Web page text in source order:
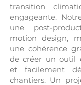
transition
engageante.
une post-
motion design,
une cohérence
de créer un outil
et facilement
chantiers. Un